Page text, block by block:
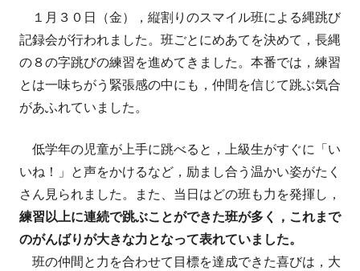
１月３０日（金），縦割りのスマイル班による縄跳び
記録会が行われました。班ごとにめあてを決めて，長縄
の８の字跳びの練習を進めてきました。本番では，練習
とは一味ちがう緊張感の中にも，仲間を信じて跳ぶ気合
があふれていました。
低学年の児童が上手に跳べると，上級生がすぐに「い
いね！」と声をかけるなど，励まし合う温かい姿がたく
さん見られました。また、当日はどの班も力を発揮し，
練習以上に連続で跳ぶことができた班が多く，これまで
のがんばりが大きな力となって表れていました。
班の仲間と力を合わせて目標を達成できた喜びは，大